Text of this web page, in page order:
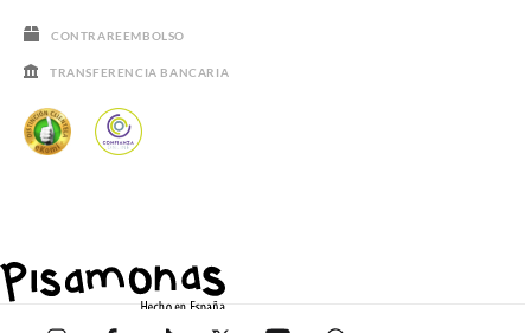
CONTRAREEMBOLSO
TRANSFERENCIA BANCARIA